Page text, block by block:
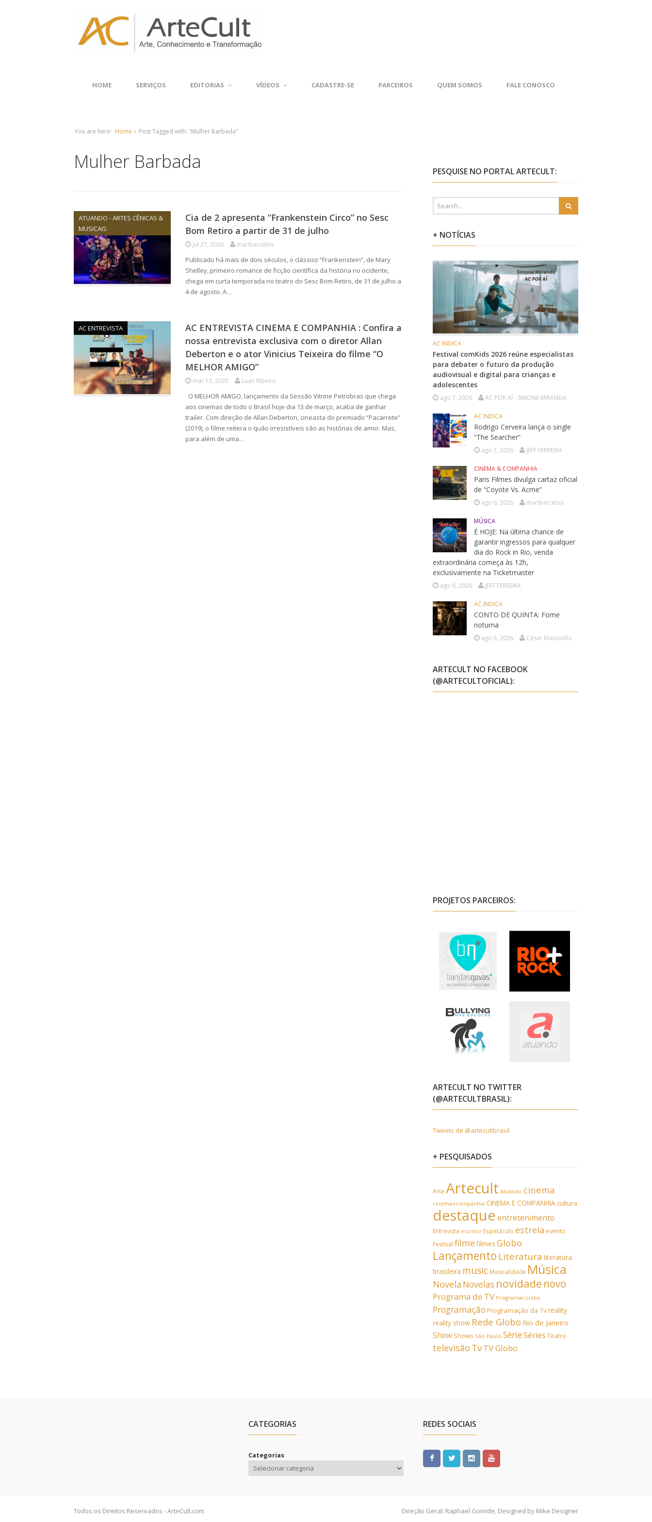
HOME SERVIÇOS EDITORIAS VÍDEOS CADASTRE-SE PARCEIROS QUEM SOMOS FALE CONOSCO
You are here: Home › Post Tagged with: "Mulher Barbada"
Mulher Barbada
ATUANDO - ARTES CÊNICAS &
MUSICAIS
Cia de 2 apresenta “Frankenstein Circo” no Sesc
Bom Retiro a partir de 31 de julho
jul 27, 2026 maribarcelos
Publicado há mais de dois séculos, o clássico “Frankenstein”, de Mary
Shelley, primeiro romance de ficção científica da história no ocidente,
chega em curta temporada no teatro do Sesc Bom Retiro, de 31 de julho a
4 de agosto. A…
AC ENTREVISTA
AC ENTREVISTA CINEMA E COMPANHIA : Confira a
nossa entrevista exclusiva com o diretor Allan
Deberton e o ator Vinicius Teixeira do filme “O
MELHOR AMIGO”
mar 13, 2025 Luan Ribeiro
O MELHOR AMIGO, lançamento da Sessão Vitrine Petrobras que chega
aos cinemas de todo o Brasil hoje dia 13 de março, acaba de ganhar
trailer. Com direção de Allan Deberton, cineasta do premiado “Pacarrete”
(2019), o filme reitera o quão irresistíveis são as histórias de amor. Mas,
para além de uma…
PESQUISE NO PORTAL ARTECULT:
+ NOTÍCIAS
AC INDICA
Festival comKids 2026 reúne especialistas
para debater o futuro da produção
audiovisual e digital para crianças e
adolescentes
ago 7, 2026 AC POR AÍ - SIMONE MIRANDA
AC INDICA
Rodrigo Cerveira lança o single
“The Searcher”
ago 7, 2026 JEFF FERREIRA
CINEMA & COMPANHIA
Paris Filmes divulga cartaz oficial
de “Coyote Vs. Acme”
ago 6, 2026 maribarcelos
MÚSICA
É HOJE: Na última chance de
garantir ingressos para qualquer
dia do Rock in Rio, venda
extraordinária começa às 12h,
exclusivamente na Ticketmaster
ago 6, 2026 JEFF FERREIRA
AC INDICA
CONTO DE QUINTA: Fome
noturna
ago 6, 2026 César Manzolillo
ARTECULT NO FACEBOOK
(@ARTECULTOFICIAL):
PROJETOS PARCEIROS:
ARTECULT NO TWITTER
(@ARTECULTBRASIL):
Tweets de @artecultbrasil
+ PESQUISADOS
Arte Artecult Atuando cinema
cinemaecompanhia CINEMA E COMPANHIAcultura
destaque entretenimento
Entrevista escritor Espetáculo estreia evento
Festival filmefilmes Globo
Lançamento Literatura literatura
brasileira music Musicalidade Música
Novela Novelas novidade novo
Programa de TV Programas Globo
Programação Programação da Tvreality
reality show Rede Globo Rio de Janeiro
Show Shows São Paulo SérieSéries Teatro
televisão TvTV Globo
CATEGORIAS
Categorias
REDES SOCIAIS
Todos os Direitos Reservados - ArteCult.com Direção Geral: Raphael Gomide, Designed by Mike Designer